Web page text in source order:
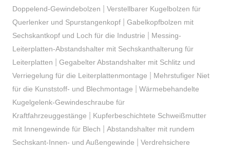
Doppelend-Gewindebolzen
Verstellbarer Kugelbolzen für
Querlenker und Spurstangenkopf| Gabelkopfbolzen mit
Sechskantkopf und Loch für die Industrie
Messing-
Leiterplatten-Abstandshalter mit Sechskanthalterung für
Leiterplatten
Gegabelter Abstandshalter mit Schlitz und
Verriegelung für die Leiterplattenmontage
Mehrstufiger Niet
für die Kunststoff- und Blechmontage
Wärmebehandelte
Kugelgelenk-Gewindeschraube für
Kraftfahrzeuggestänge
Kupferbeschichtete Schweißmutter
mit Innengewinde für Blech
Abstandshalter mit rundem
Sechskant-Innen- und Außengewinde
Verdrehsichere